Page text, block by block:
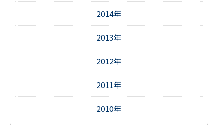
2014年
2013年
2012年
2011年
2010年